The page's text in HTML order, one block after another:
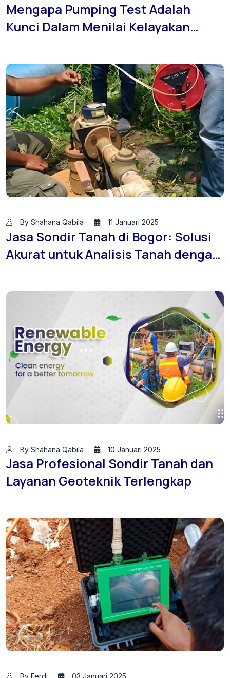
Mengapa Pumping Test Adalah
Kunci Dalam Menilai Kelayakan
By Shahana Qabila 11 Januari 2025
Jasa Sondir Tanah di Bogor: Solusi
Akurat untuk Analisis Tanah dengan
By Shahana Qabila 10 Januari 2025
Jasa Profesional Sondir Tanah dan
Layanan Geoteknik Terlengkap
By Ferdi 03 Januari 2025